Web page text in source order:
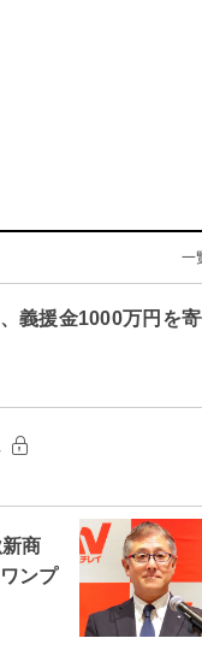
一
義援金1000万円を
商
ンプ